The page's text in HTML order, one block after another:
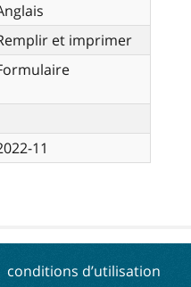
et imprimer
11
conditions d’utilisation